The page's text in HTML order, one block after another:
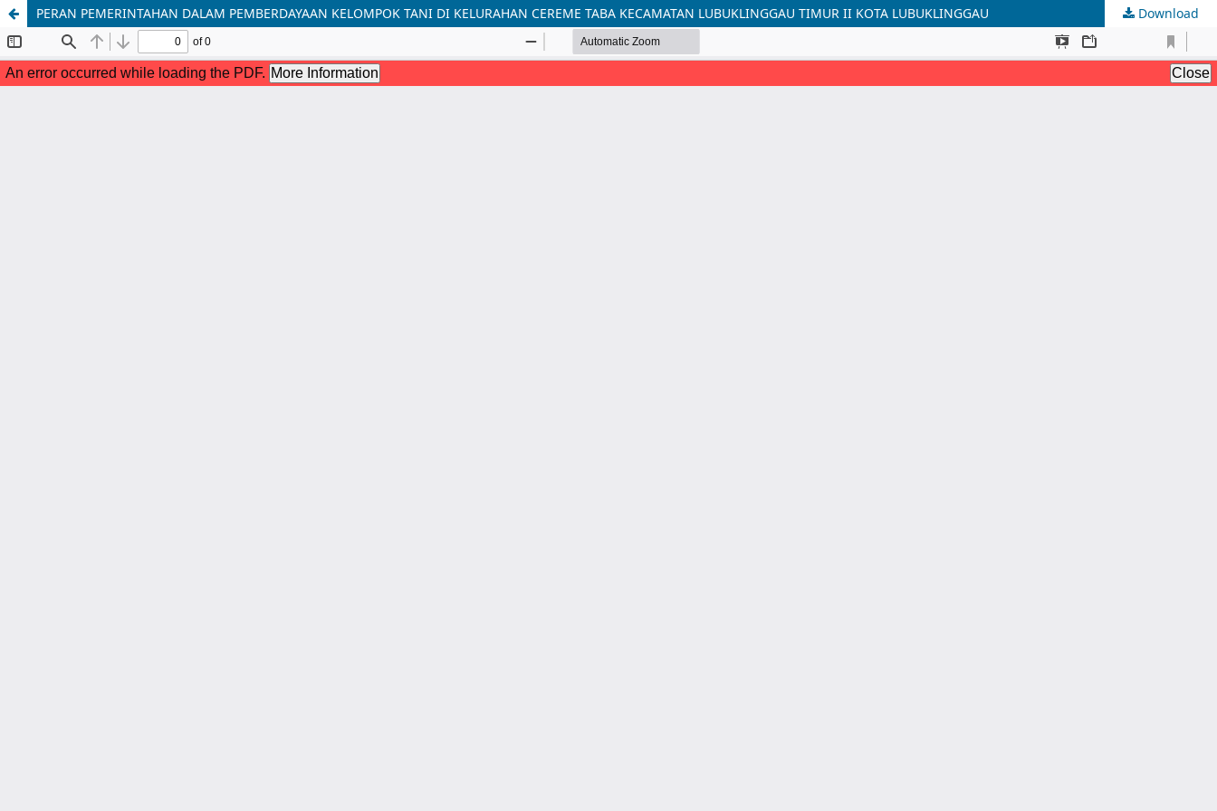
PERAN PEMERINTAHAN DALAM PEMBERDAYAAN KELOMPOK TANI DI KELURAHAN CEREME TABA KECAMATAN LUBUKLINGGAU TIMUR II KOTA LUBUKLINGGAU Download